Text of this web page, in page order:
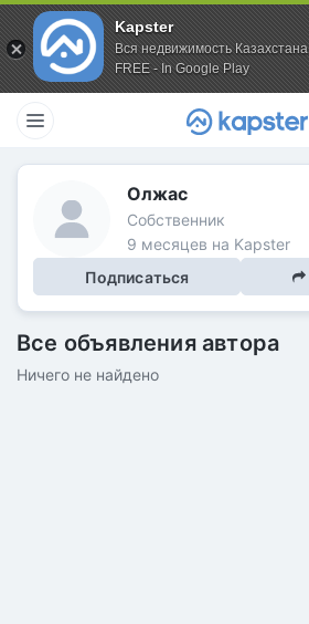
Kapster
Вся недвижимость Казахстана
FREE - In Google Play
Олжас
Собственник
9 месяцев на Kapster
Подписаться
Все объявления автора
Ничего не найдено